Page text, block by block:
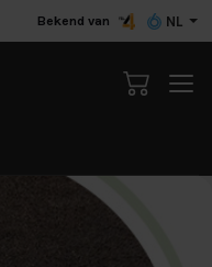
Bekend van NL